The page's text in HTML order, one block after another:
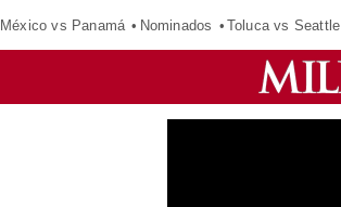
México vs Panamá Nominados Toluca vs Seattle